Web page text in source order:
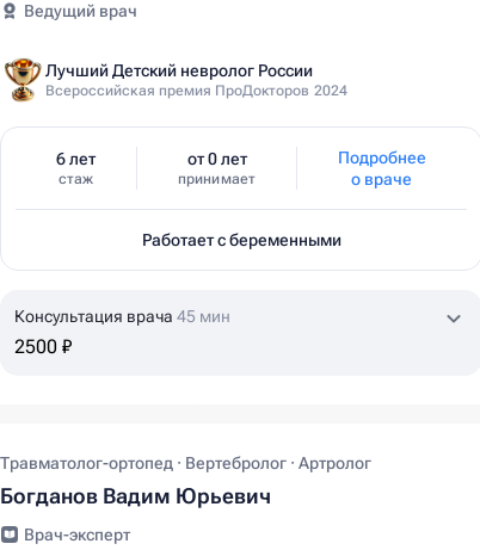
Ведущий врач
Лучший Детский невролог России
Всероссийская премия ПроДокторов 2024
6 лет
стаж
от 0 лет
принимает
Подробнее
о враче
Работает с беременными
Консультация врача 45 мин
2500 ₽
Травматолог-ортопед · Вертебролог · Артролог
Богданов Вадим Юрьевич
Врач-эксперт